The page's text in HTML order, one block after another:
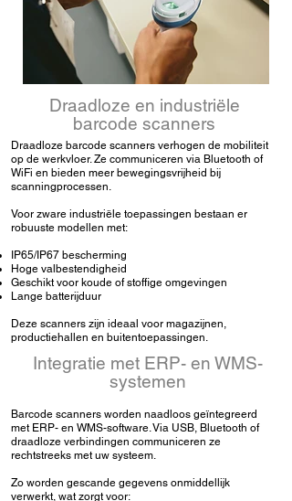
Draadloze en industriële
barcode scanners
Draadloze barcode scanners verhogen de mobiliteit
op de werkvloer. Ze communiceren via Bluetooth of
WiFi en bieden meer bewegingsvrijheid bij
scanningprocessen.
Voor zware industriële toepassingen bestaan er
robuuste modellen met:
IP65/IP67 bescherming
Hoge valbestendigheid
Geschikt voor koude of stoffige omgevingen
Lange batterijduur
Deze scanners zijn ideaal voor magazijnen,
productiehallen en buitentoepassingen.
Integratie met ERP- en WMS-
systemen
Barcode scanners worden naadloos geïntegreerd
met ERP- en WMS-software. Via USB, Bluetooth of
draadloze verbindingen communiceren ze
rechtstreeks met uw systeem.
Zo worden gescande gegevens onmiddellijk
verwerkt, wat zorgt voor: